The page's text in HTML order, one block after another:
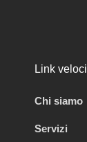
Link veloci
Chi siamo
Servizi